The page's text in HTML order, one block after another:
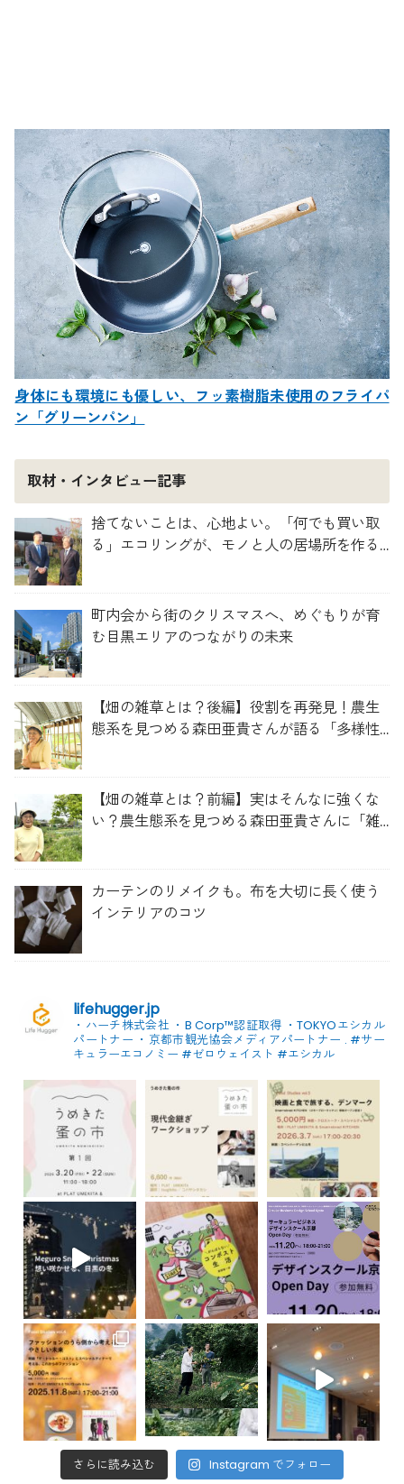
身体にも環境にも優しい、フッ素樹脂未使用のフライパ
ン「グリーンパン」
取材・インタビュー記事
捨てないことは、心地よい。「何でも買い取
る」エコリングが、モノと人の居場所を作る
町内会から街のクリスマスへ、めぐもりが育
む目黒エリアのつながりの未来
【畑の雑草とは？後編】役割を再発見！農生
態系を見つめる森田亜貴さんが語る「多様性
【畑の雑草とは？前編】実はそんなに強くな
い？農生態系を見つめる森田亜貴さんに「雑
カーテンのリメイクも。布を大切に長く使う
インテリアのコツ
lifehugger.jp
・ハーチ株式会社 ・B Corp™認証取得 ・TOKYOエシカル
パートナー ・京都市観光協会メディアパートナー . #サー
キュラーエコノミー #ゼロウェイスト #エシカル
さらに読み込む Instagram でフォロー